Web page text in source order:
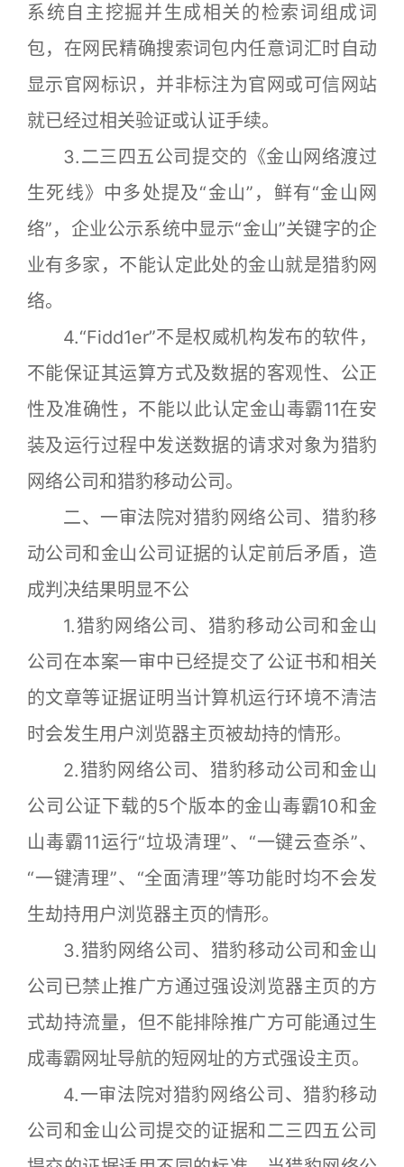
系统自主挖掘并生成相关的检索词组成词
包，在网民精确搜索词包内任意词汇时自动
显示官网标识，并非标注为官网或可信网站
就已经过相关验证或认证手续。
3.二三四五公司提交的《金山网络渡过
生死线》中多处提及“金山”，鲜有“金山网
络”，企业公示系统中显示“金山”关键字的企
业有多家，不能认定此处的金山就是猎豹网
络。
4.“Fidd1er”不是权威机构发布的软件，
不能保证其运算方式及数据的客观性、公正
性及准确性，不能以此认定金山毒霸11在安
装及运行过程中发送数据的请求对象为猎豹
网络公司和猎豹移动公司。
二、一审法院对猎豹网络公司、猎豹移
动公司和金山公司证据的认定前后矛盾，造
成判决结果明显不公
1.猎豹网络公司、猎豹移动公司和金山
公司在本案一审中已经提交了公证书和相关
的文章等证据证明当计算机运行环境不清洁
时会发生用户浏览器主页被劫持的情形。
2.猎豹网络公司、猎豹移动公司和金山
公司公证下载的5个版本的金山毒霸10和金
山毒霸11运行“垃圾清理”、“一键云查杀”、
“一键清理”、“全面清理”等功能时均不会发
生劫持用户浏览器主页的情形。
3.猎豹网络公司、猎豹移动公司和金山
公司已禁止推广方通过强设浏览器主页的方
式劫持流量，但不能排除推广方可能通过生
成毒霸网址导航的短网址的方式强设主页。
4.一审法院对猎豹网络公司、猎豹移动
公司和金山公司提交的证据和二三四五公司